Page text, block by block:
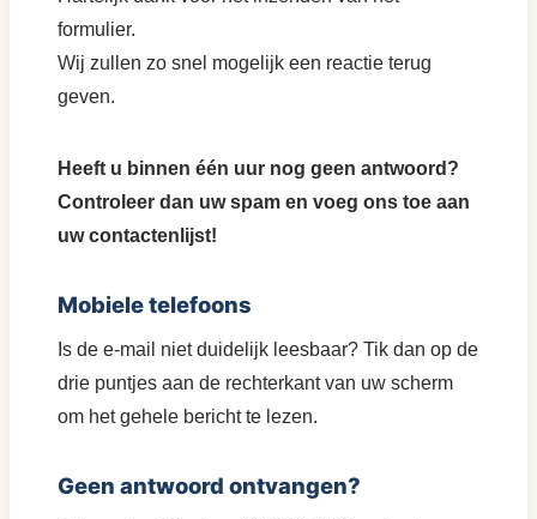
formulier.
Wij zullen zo snel mogelijk een reactie terug
geven.
Heeft u binnen één uur nog geen antwoord?
Controleer dan uw spam en voeg ons toe aan
uw contactenlijst!
Mobiele telefoons
Is de e-mail niet duidelijk leesbaar? Tik dan op de
drie puntjes aan de rechterkant van uw scherm
om het gehele bericht te lezen.
Geen antwoord ontvangen?